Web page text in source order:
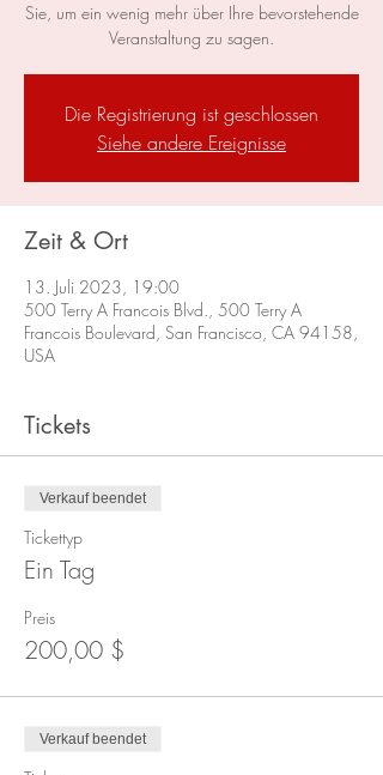
Sie, um ein wenig mehr über Ihre bevorstehende
Veranstaltung zu sagen.
Die Registrierung ist geschlossen
Siehe andere Ereignisse
Zeit & Ort
13. Juli 2023, 19:00
500 Terry A Francois Blvd., 500 Terry A
Francois Boulevard, San Francisco, CA 94158,
USA
Tickets
Verkauf beendet
Tickettyp
Ein Tag
Preis
200,00 $
Verkauf beendet